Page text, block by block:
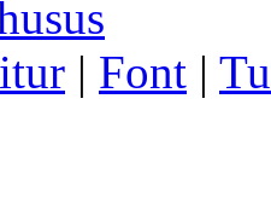
| Font |